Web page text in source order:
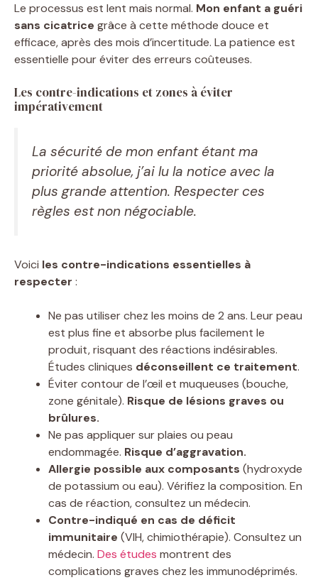
Le processus est lent mais normal. Mon enfant a guéri
sans cicatrice grâce à cette méthode douce et
efficace, après des mois d’incertitude. La patience est
essentielle pour éviter des erreurs coûteuses.
Les contre-indications et zones à éviter
impérativement
La sécurité de mon enfant étant ma
priorité absolue, j’ai lu la notice avec la
plus grande attention. Respecter ces
règles est non négociable.
Voici les contre-indications essentielles à
respecter :
Ne pas utiliser chez les moins de 2 ans. Leur peau
est plus fine et absorbe plus facilement le
produit, risquant des réactions indésirables.
Études cliniques déconseillent ce traitement.
Éviter contour de l’œil et muqueuses (bouche,
zone génitale). Risque de lésions graves ou
brûlures.
Ne pas appliquer sur plaies ou peau
endommagée. Risque d’aggravation.
Allergie possible aux composants (hydroxyde
de potassium ou eau). Vérifiez la composition. En
cas de réaction, consultez un médecin.
Contre-indiqué en cas de déficit
immunitaire (VIH, chimiothérapie). Consultez un
médecin. Des études montrent des
complications graves chez les immunodéprimés.